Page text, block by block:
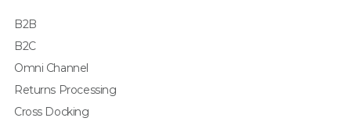
B2B
B2C
Omni Channel
Returns Processing
Cross Docking